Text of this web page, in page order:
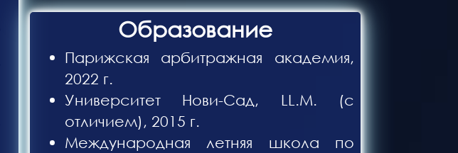
Образование
Парижская арбитражная академия,
2022 г.
Университет Нови-Сад, LL.M. (с
отличием), 2015 г.
Международная летняя школа по